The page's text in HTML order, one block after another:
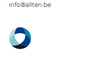
info@allten.be